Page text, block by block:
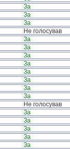
За
За
За
Не голосував
За
За
За
За
За
За
За
За
Не голосував
За
За
За
За
За